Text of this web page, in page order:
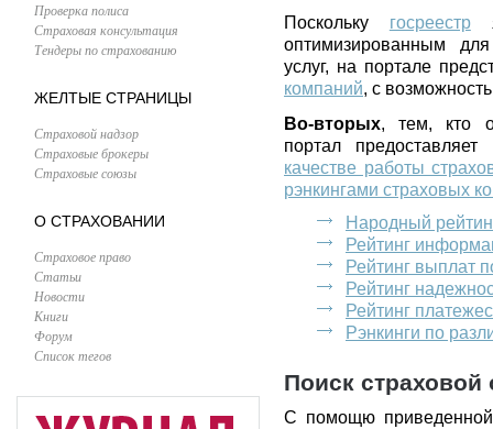
Проверка полиса
Страховая консультация
Тендеры по страхованию
ЖЕЛТЫЕ СТРАНИЦЫ
Страховой надзор
Страховые брокеры
Страховые союзы
О СТРАХОВАНИИ
Страховое право
Статьи
Новости
Книги
Форум
Список тегов
Поскольку госреестр
оптимизированным
услуг, на портале
компаний, с
Во-вторых, тем, кто
портал
качестве работы
рэнкингами страховых
Народный
Рейтинг
Рейтинг выплат
Рейтинг
Рейтинг
Рэнкинги по
Поиск страховой
С помощю